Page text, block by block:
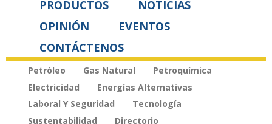
PRODUCTOS
NOTICIAS
OPINIÓN
EVENTOS
CONTÁCTENOS
Petróleo Gas Natural
Petroquímica
Electricidad
Energías Alternativas
Laboral Y Seguridad
Tecnología
Sustentabilidad
Directorio